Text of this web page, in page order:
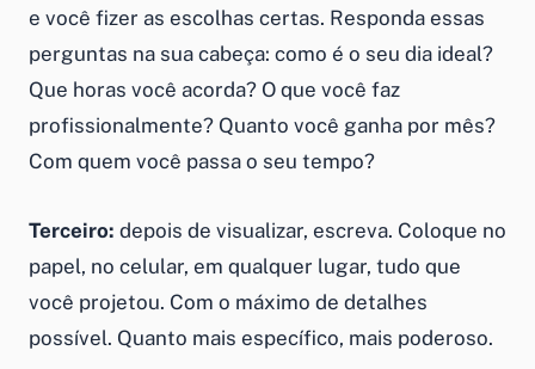
e você fizer as escolhas certas. Responda essas
perguntas na sua cabeça: como é o seu dia ideal?
Que horas você acorda? O que você faz
profissionalmente? Quanto você ganha por mês?
Com quem você passa o seu tempo?
Terceiro: depois de visualizar, escreva. Coloque no
papel, no celular, em qualquer lugar, tudo que
você projetou. Com o máximo de detalhes
possível. Quanto mais específico, mais poderoso.